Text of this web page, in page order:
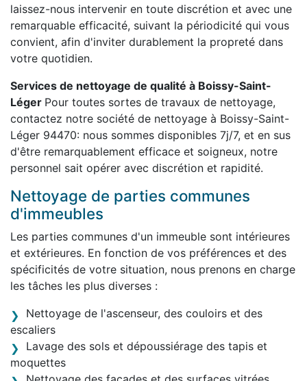
laissez-nous intervenir en toute discrétion et avec une
remarquable efficacité, suivant la périodicité qui vous
convient, afin d'inviter durablement la propreté dans
votre quotidien.
Services de nettoyage de qualité à Boissy-Saint-
Léger Pour toutes sortes de travaux de nettoyage,
contactez notre société de nettoyage à Boissy-Saint-
Léger 94470: nous sommes disponibles 7j/7, et en sus
d'être remarquablement efficace et soigneux, notre
personnel sait opérer avec discrétion et rapidité.
Nettoyage de parties communes
d'immeubles
Les parties communes d'un immeuble sont intérieures
et extérieures. En fonction de vos préférences et des
spécificités de votre situation, nous prenons en charge
les tâches les plus diverses :
Nettoyage de l'ascenseur, des couloirs et des
escaliers
Lavage des sols et dépoussiérage des tapis et
moquettes